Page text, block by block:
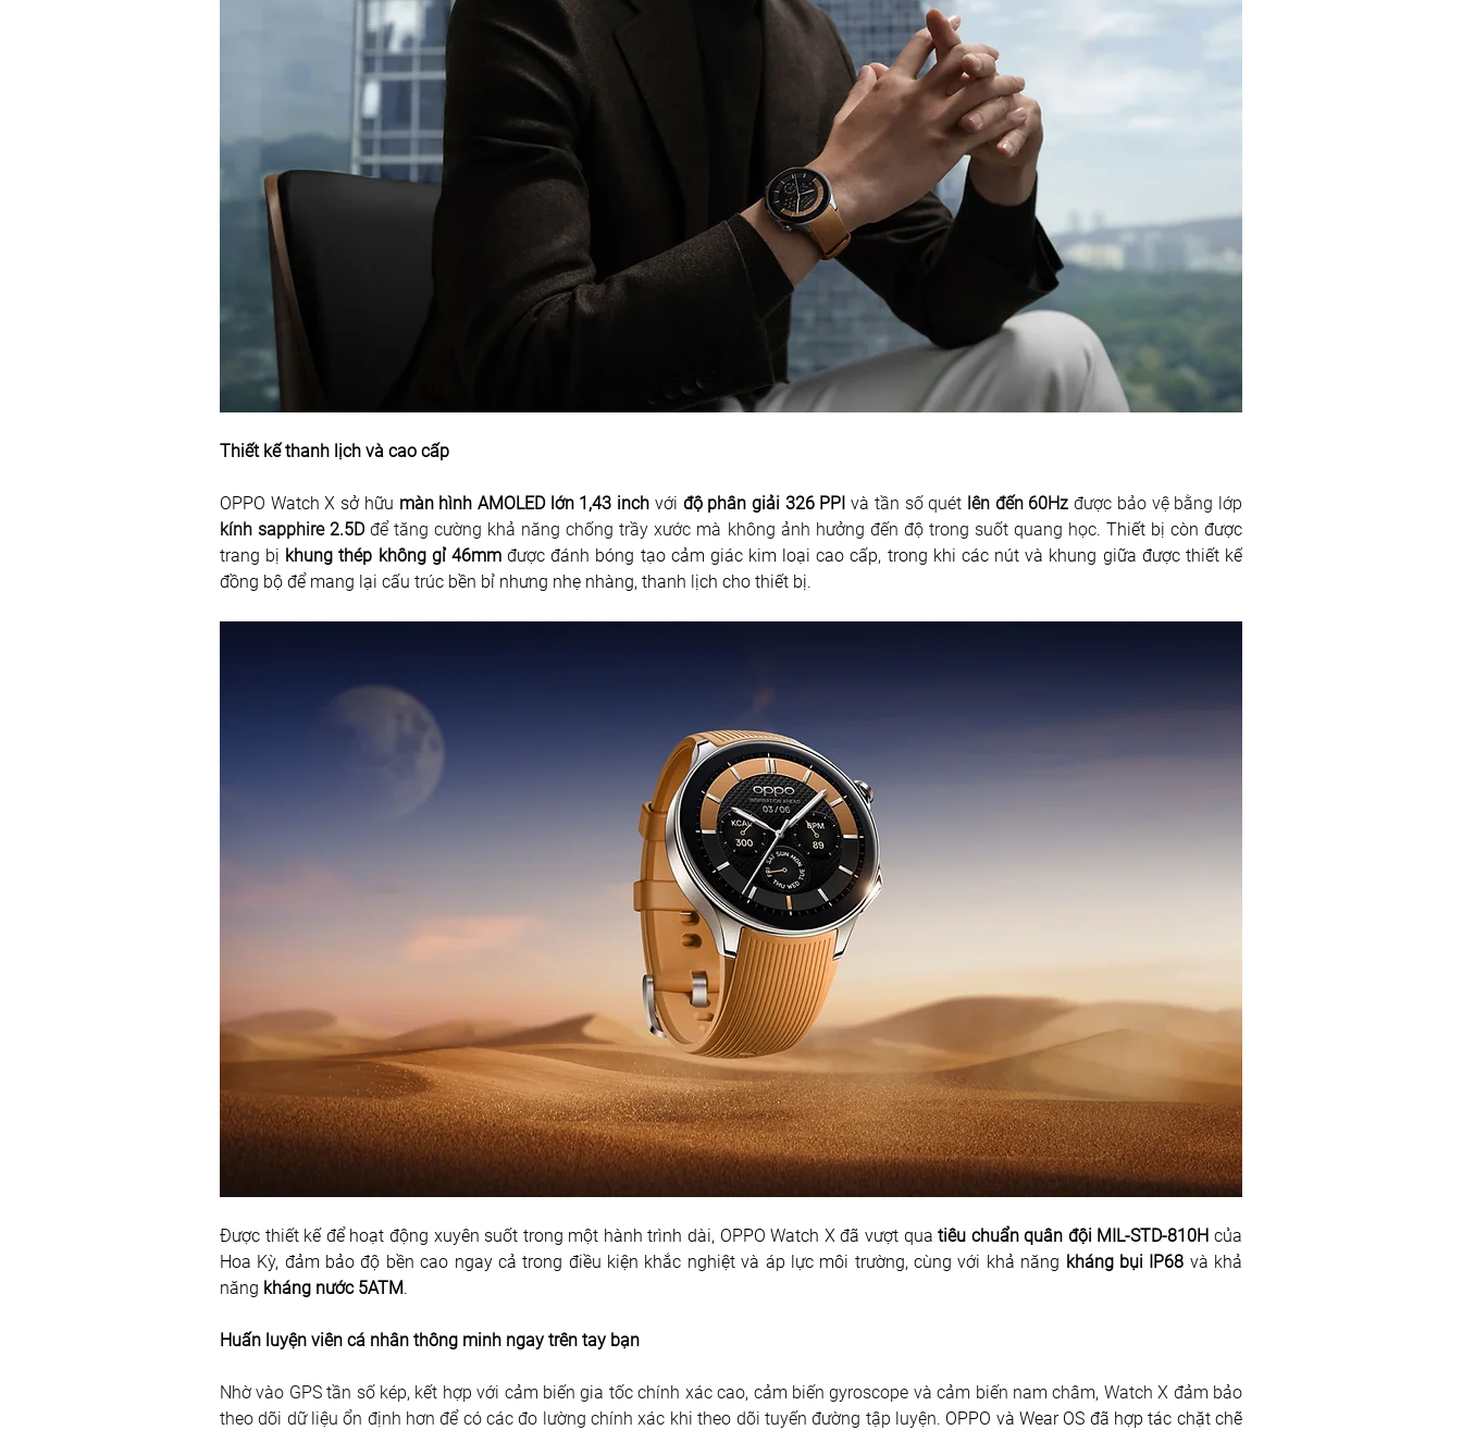
Thiết kế thanh lịch và cao cấp
OPPO Watch X sở hữu màn hình AMOLED lớn 1,43 inch với độ phân giải 326 PPI và tần số quét lên đến 60Hz
kính sapphire 2.5D để tăng cường khả năng chống trầy xước mà không ảnh hưởng đến độ trong suốt quang học. Thiết bị còn được
trang bị khung thép không gỉ 46mm được đánh bóng tạo cảm giác kim loại cao cấp, trong khi các nút và khung giữa được thiết kế
đồng bộ để mang lại cấu trúc bền bỉ nhưng nhẹ nhàng, thanh lịch cho thiết bị.
Được thiết kế để hoạt động xuyên suốt trong một hành trình dài, OPPO Watch X đã vượt qua tiêu chuẩn quân đội MIL-STD-810H của
Hoa Kỳ, đảm bảo độ bền cao ngay cả trong điều kiện khắc nghiệt và áp lực môi trường, cùng với khả năng kháng bụi IP68 và khả
năng kháng nước 5ATM.
Huấn luyện viên cá nhân thông minh ngay trên tay bạn
Nhờ vào GPS tần số kép, kết hợp với cảm biến gia tốc chính xác cao, cảm biến gyroscope và cảm biến nam châm, Watch X đảm bảo
theo dõi dữ liệu ổn định hơn để có các đo lường chính xác khi theo dõi tuyến đường tập luyện. OPPO và Wear OS đã hợp tác chặt chẽ